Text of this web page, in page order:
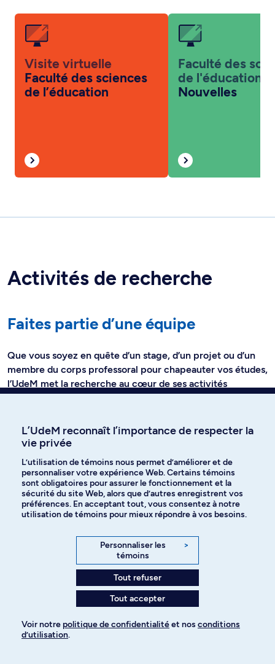
Visite virtuelle
Faculté des sciences
de l’éducation
Faculté des
de l'éducation
Nouvelles
Activités de recherche
Faites partie d’une équipe
Que vous soyez en quête d’un stage, d’un projet ou d’un
membre du corps professoral pour chapeauter vos études,
l’UdeM met la recherche au cœur de ses activités
académiques et de sa communauté scientifique. Il ne tient
On recrute!
Les profs ont souvent besoin d’un coup de main,
n’hésitez pas à vous renseigner auprès de votre
faculté. Voici quelques exemples de postes, stages,
projets ou possibilités d’encadrement en recherche
pour cette discipline :
L’UdeM reconnaît l’importance de respecter la
vie privée
L’utilisation de témoins nous permet d’améliorer et de
personnaliser votre expérience Web. Certains témoins
sont obligatoires pour assurer le fonctionnement et la
sécurité du site Web, alors que d’autres enregistrent vos
préférences. En acceptant tout, vous consentez à notre
utilisation de témoins pour mieux répondre à vos besoins.
Personnaliser les
témoins
>
Tout refuser
Tout accepter
Voir notre politique de confidentialitéet nos conditions
d’utilisation.